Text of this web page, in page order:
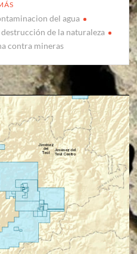
del agua
destrucción de la naturaleza
contra mineras